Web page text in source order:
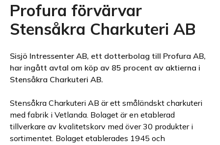
Profura förvärvar
Stensåkra Charkuteri AB
Sisjö Intressenter AB, ett dotterbolag till Profura AB,
har ingått avtal om köp av 85 procent av aktierna i
Stensåkra Charkuteri AB.
Stensåkra Charkuteri AB är ett småländskt charkuteri
med fabrik i Vetlanda. Bolaget är en etablerad
tillverkare av kvalitetskorv med över 30 produkter i
sortimentet. Bolaget etablerades 1945 och